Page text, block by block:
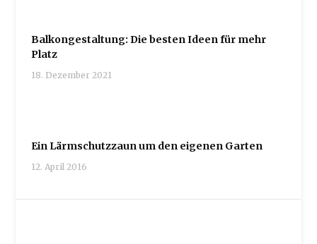
Balkongestaltung: Die besten Ideen für mehr
Platz
18. Dezember 2021
Ein Lärmschutzzaun um den eigenen Garten
12. April 2016